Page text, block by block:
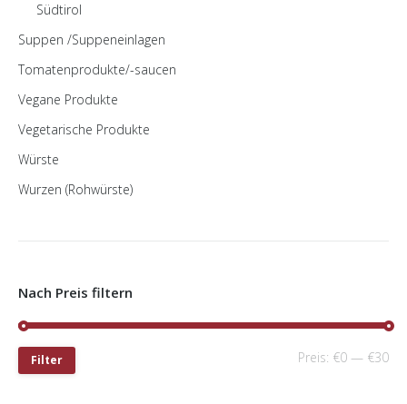
Südtirol
Suppen /Suppeneinlagen
Tomatenprodukte/-saucen
Vegane Produkte
Vegetarische Produkte
Würste
Wurzen (Rohwürste)
Nach Preis filtern
Filter Preis: €0 — €30